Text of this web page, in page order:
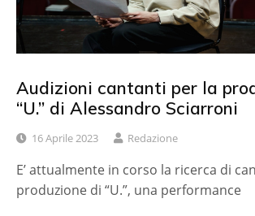
Audizioni cantanti per la
“U.” di Alessandro Sciarroni
16 Aprile 2023 Redazione
E’ attualmente in corso la ricerca di
produzione di “U.”, una performance